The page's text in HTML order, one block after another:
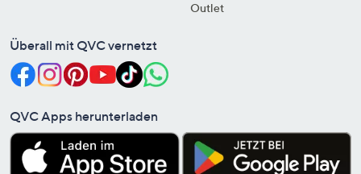
Outlet
Überall mit QVC vernetzt
QVC Apps herunterladen